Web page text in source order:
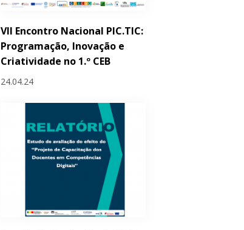
VII Encontro Nacional PIC.TIC:
Programação, Inovação e
Criatividade no 1.º CEB
24.04.24